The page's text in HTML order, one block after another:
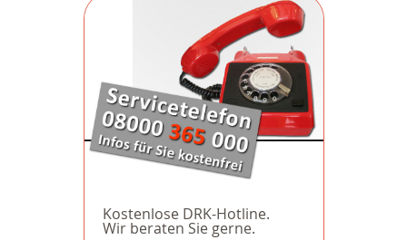
Kostenlose DRK-Hotline.
Wir beraten Sie gerne.